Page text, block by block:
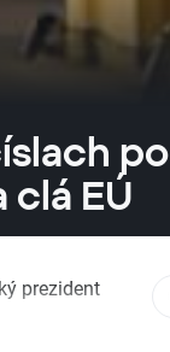
po
clá EÚ
prezident